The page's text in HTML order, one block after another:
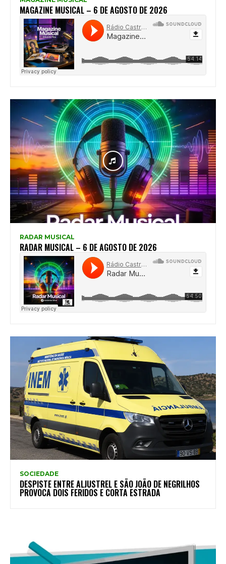
MAGAZINE MUSICAL – 6 DE AGOSTO DE 2026
RADAR MUSICAL
RADAR MUSICAL – 6 DE AGOSTO DE 2026
SOCIEDADE
DESPISTE ENTRE ALJUSTREL E SÃO JOÃO DE NEGRILHOS
PROVOCA DOIS FERIDOS E CORTA ESTRADA